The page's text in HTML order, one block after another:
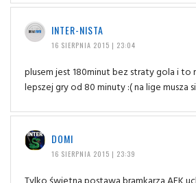
INTER-NISTA
16 SIERPNIA 2015 | 23:04
plusem jest 180minut bez straty gola i to
lepszej gry od 80 minuty :( na lige musza
DOMI
16 SIERPNIA 2015 | 23:39
Tylko świetna postawa bramkarza AEK